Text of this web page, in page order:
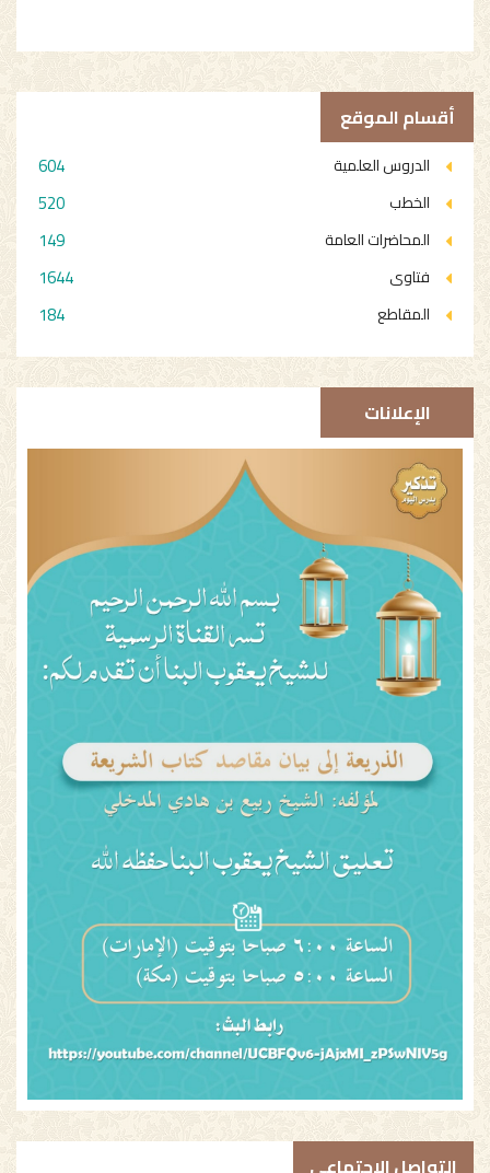
أقسام الموقع
الدروس العلمية 604
الخطب 520
المحاضرات العامة 149
فتاوى 1644
المقاطع 184
الإعلانات
التواصل الاجتماعي